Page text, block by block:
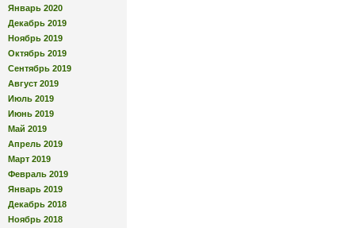
Январь 2020
Декабрь 2019
Ноябрь 2019
Октябрь 2019
Сентябрь 2019
Август 2019
Июль 2019
Июнь 2019
Май 2019
Апрель 2019
Март 2019
Февраль 2019
Январь 2019
Декабрь 2018
Ноябрь 2018